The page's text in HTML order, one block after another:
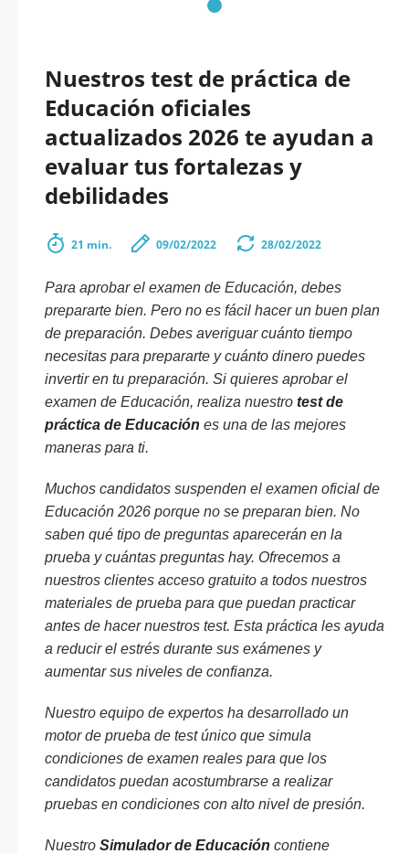
Nuestros test de práctica de
Educación oficiales
actualizados 2026 te ayudan a
evaluar tus fortalezas y
debilidades
21 min. 09/02/2022 28/02/2022
Para aprobar el examen de Educación, debes
prepararte bien. Pero no es fácil hacer un buen plan
de preparación. Debes averiguar cuánto tiempo
necesitas para prepararte y cuánto dinero puedes
invertir en tu preparación. Si quieres aprobar el
examen de Educación, realiza nuestro test de
práctica de Educación es una de las mejores
maneras para ti.
Muchos candidatos suspenden el examen oficial de
Educación 2026 porque no se preparan bien. No
saben qué tipo de preguntas aparecerán en la
prueba y cuántas preguntas hay. Ofrecemos a
nuestros clientes acceso gratuito a todos nuestros
materiales de prueba para que puedan practicar
antes de hacer nuestros test. Esta práctica les ayuda
a reducir el estrés durante sus exámenes y
aumentar sus niveles de confianza.
Nuestro equipo de expertos ha desarrollado un
motor de prueba de test único que simula
condiciones de examen reales para que los
candidatos puedan acostumbrarse a realizar
pruebas en condiciones con alto nivel de presión.
Nuestro Simulador de Educación contiene